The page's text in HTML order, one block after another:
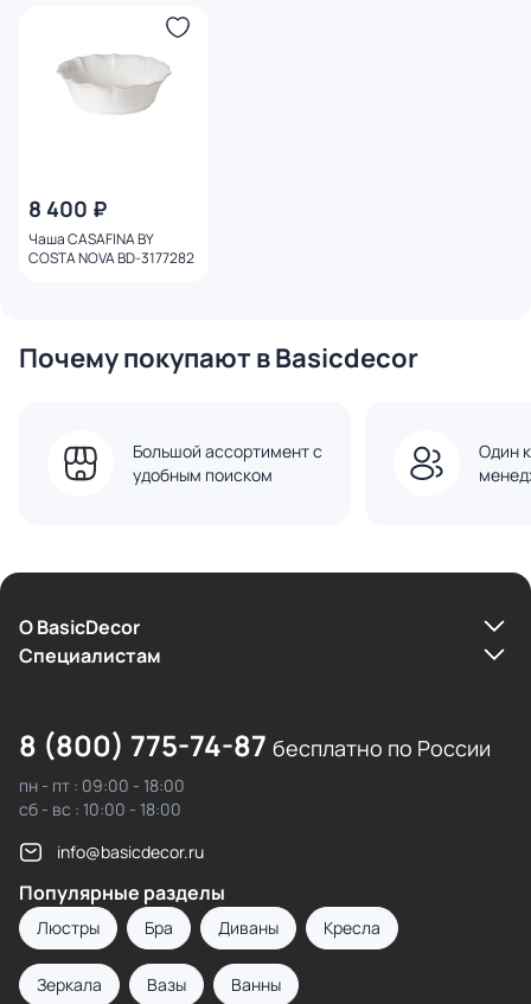
8 400 ₽
Чаша CASAFINA BY
COSTA NOVA BD-3177282
Почему покупают в Basicdecor
Большой ассортимент с
удобным поиском
Один
О BasicDecor
Cпециалистам
8 (800) 775-74-87 бесплатно по России
пн - пт : 09:00 - 18:00
сб - вс : 10:00 - 18:00
info@basicdecor.ru
Популярные разделы
Люстры Бра Диваны Кресла
Зеркала Вазы Ванны